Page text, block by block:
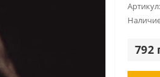
Артикул:
792